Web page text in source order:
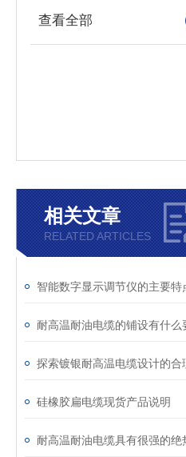
查看全部
相关文章
RELATED ARTICLES
智能数字显示调节仪的主要特
探索镀银耐高温电缆设计的合
硅橡胶扁电缆现货产品说明